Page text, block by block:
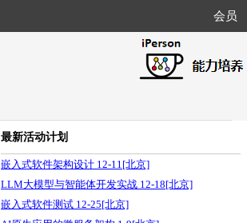
会员
最新活动计划
嵌入式软件架构设计 12-11[北京]
LLM大模型与智能体开发实战 12-18[北京]
嵌入式软件测试 12-25[北京]